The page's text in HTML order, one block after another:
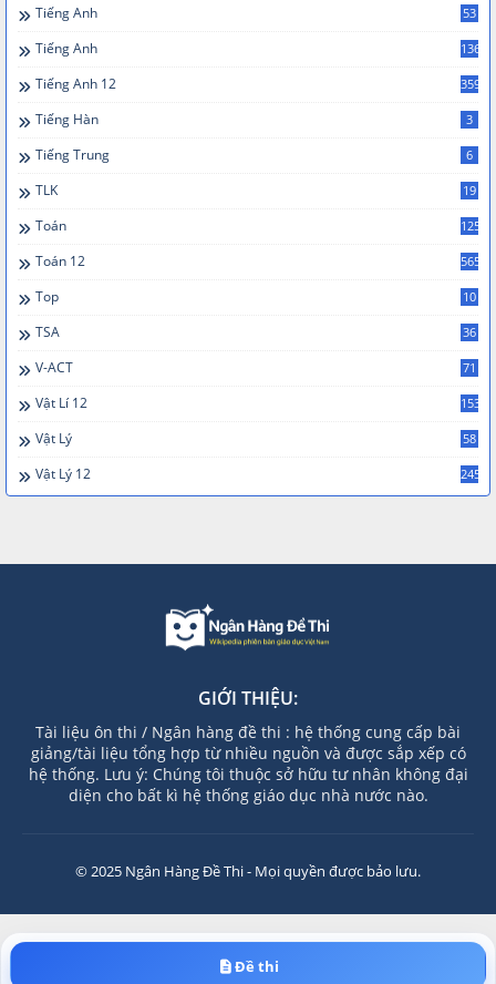
Tiếng Anh 53
Tiếng Anh 136
Tiếng Anh 12 359
Tiếng Hàn 3
Tiếng Trung 6
TLK 19
Toán 125
Toán 12 565
Top 10
TSA 36
V-ACT 71
Vật Lí 12 153
Vật Lý 58
Vật Lý 12 245
GIỚI THIỆU:
Tài liệu ôn thi / Ngân hàng đề thi : hệ thống cung cấp bài
giảng/tài liệu tổng hợp từ nhiều nguồn và được sắp xếp có
hệ thống. Lưu ý: Chúng tôi thuộc sở hữu tư nhân không đại
diện cho bất kì hệ thống giáo dục nhà nước nào.
© 2025 Ngân Hàng Đề Thi - Mọi quyền được bảo lưu.
Đề thi